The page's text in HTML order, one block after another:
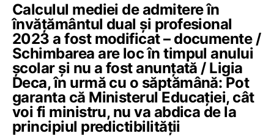
Calculul mediei de admitere în
învățământul dual și profesional
2023 a fost modificat – documente /
Schimbarea are loc în timpul anului
școlar și nu a fost anunțată / Ligia
Deca, în urmă cu o săptămână: Pot
garanta că Ministerul Educației, cât
voi fi ministru, nu va abdica de la
principiul predictibilității